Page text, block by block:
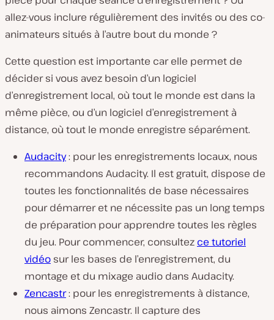
allez-vous inclure régulièrement des invités ou des co-
animateurs situés à l’autre bout du monde ?
Cette question est importante car elle permet de
décider si vous avez besoin d’un logiciel
d’enregistrement local, où tout le monde est dans la
même pièce, ou d’un logiciel d’enregistrement à
distance, où tout le monde enregistre séparément.
Audacity: pour les enregistrements locaux, nous
recommandons Audacity. Il est gratuit, dispose de
toutes les fonctionnalités de base nécessaires
pour démarrer et ne nécessite pas un long temps
de préparation pour apprendre toutes les règles
du jeu. Pour commencer, consultez ce tutoriel
vidéo sur les bases de l’enregistrement, du
montage et du mixage audio dans Audacity.
Zencastr: pour les enregistrements à distance,
nous aimons Zencastr. Il capture des